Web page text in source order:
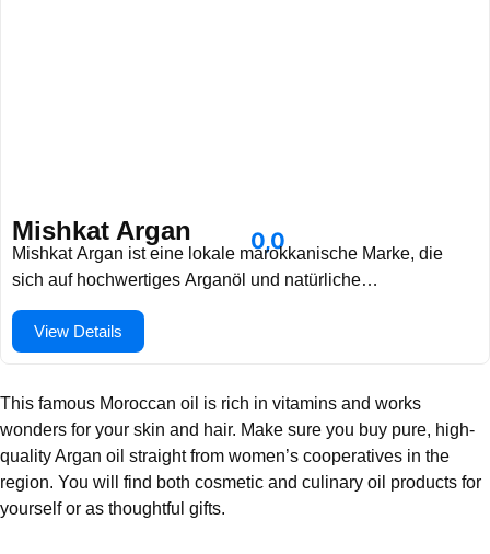
Mishkat Argan 0,0
Mishkat Argan ist eine lokale marokkanische Marke, die
sich auf hochwertiges Arganöl und natürliche
Schönheitsprodukte spezialisiert hat. Bekannt für seine
authentischen, traditionell hergestellten Formeln, bietet der
Laden Hautpflege-, Haarpflege- und Wellnessprodukte aus
ausgezeichnete Wahl für Besucher, die nach echten, lokal
bezogenen Schönheits-Essentials und natürlichen
marokkanischen Selbstpflegeprodukten suchen.
View Details
This famous Moroccan oil is rich in vitamins and works
wonders for your skin and hair. Make sure you buy pure, high-
quality Argan oil straight from women’s cooperatives in the
region. You will find both cosmetic and culinary oil products for
yourself or as thoughtful gifts.